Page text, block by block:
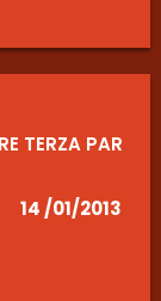
TERZA PAR
14 /01/2013